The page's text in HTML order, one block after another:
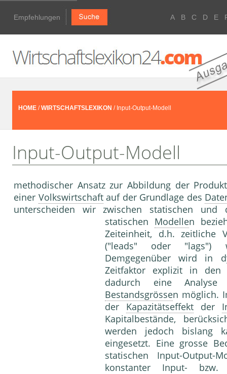
Empfehlungen A B C D E
HOME /WIRTSCHAFTSLEXIKON / Input-Output-Modell
Input-Output-Modell
methodischer Ansatz zur Abbildung der
einer Volkswirtschaftauf der Grundlage des
unterscheiden wir zwischen statischen und
statischen Modellen
Zeiteinheit, d.h. zeitliche
("leads" oder "lags")
Demgegenüber wird in
Zeitfaktor explizit in den
dadurch eine Analyse
Bestandsgrössen möglich.
der Kapazitätseffektder
Kapitalbestände,
werden jedoch bislang
eingesetzt. Eine grosse
statischen Input-
konstanter Input- bzw.